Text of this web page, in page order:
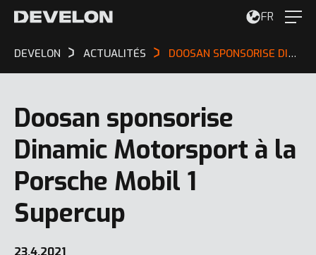
FR
DEVELON ACTUALITÉS DOOSAN SPONSORISE DINAMIC MOTORSPORT À LA PORSCHE MOBIL 1 SUPERCUP
Doosan sponsorise
Dinamic Motorsport à la
Porsche Mobil 1
Supercup
23.4.2021